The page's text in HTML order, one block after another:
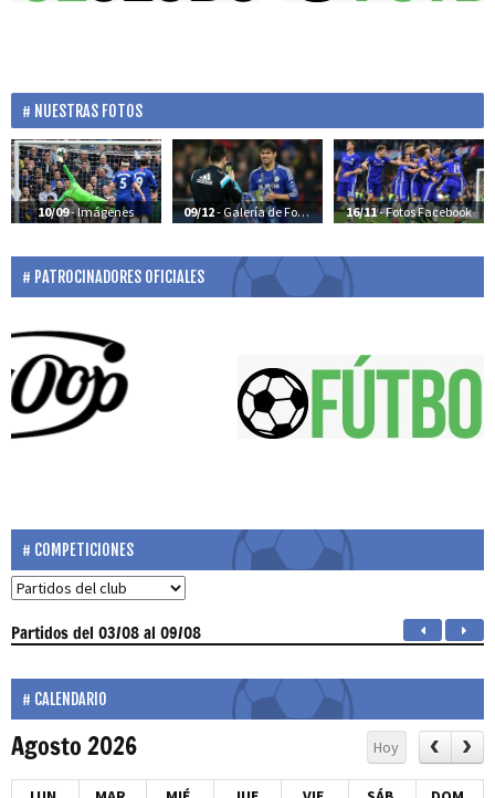
NUESTRAS FOTOS
10/09- Imágenes 09/12- Galería de Fotos 16/11- Fotos Facebook
PATROCINADORES OFICIALES
COMPETICIONES
Partidosdel 03/08 al 09/08
CALENDARIO
Agosto 2026 Hoy